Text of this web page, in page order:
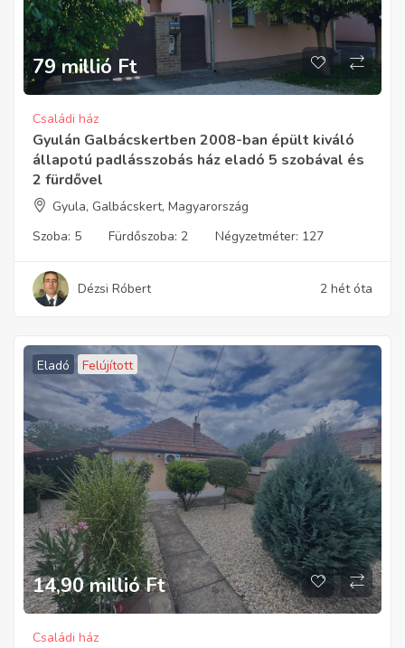
79 millió Ft
Családi ház
Gyulán Galbácskertben 2008-ban épült kiváló
állapotú padlásszobás ház eladó 5 szobával és
2 fürdővel
Gyula, Galbácskert, Magyarország
Szoba: 5 Fürdőszoba: 2 Négyzetméter: 127
Dézsi Róbert 2 hét óta
Eladó Felújított
14,90 millió Ft
Családi ház